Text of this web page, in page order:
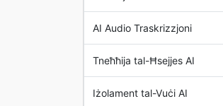
AI Audio Traskrizzjoni
Tneħħija tal-Ħsejjes AI
Iżolament tal-Vuċi AI